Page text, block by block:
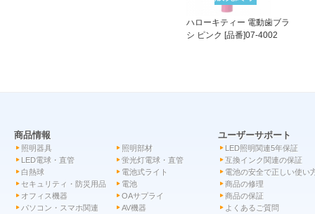
ハローキティー 電動歯ブラ
シ ピンク [品番]07-4002
商品情報
照明器具
照明部材
LED電球・直管
蛍光灯電球・直管
白熱球
電池式ライト
セキュリティ・防災用品
電池
オフィス機器
OAサプライ
パソコン・スマホ関連
AV機器
ユーザーサポート
LED照明関連5年保証
互換インク関連の保証
電池の安全で正しい使い
商品の修理
商品の保証
よくあるご質問